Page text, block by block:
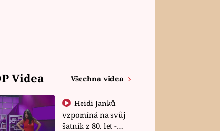
Videa Všechna videa
Heidi Janků
vzpomíná na svůj
šatník z 80. let -